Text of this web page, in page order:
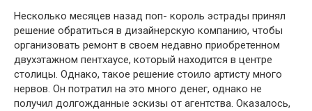
Несколько месяцев назад поп- король эстрады принял
решение обратиться в дизайнерскую компанию, чтобы
организовать ремонт в своем недавно приобретенном
двухэтажном пентхаусе, который находится в центре
столицы. Однако, такое решение стоило артисту много
нервов. Он потратил на это много денег, однако не
получил долгожданные эскизы от агентства. Оказалось,